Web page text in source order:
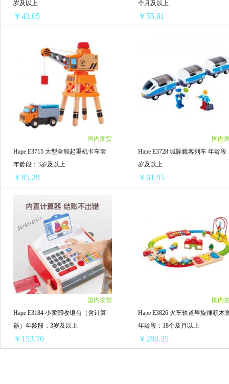
岁及以上
￥43.05
1盒 ￥45.15(￥45.15/单盒)
3盒 ￥132.3(￥44.10/单盒)
6盒 ￥258.3(￥43.05/单盒)
个月及以上
￥55.81
1盒 ￥57.91(￥57.91/单盒)
3盒 ￥170.58(￥56.86/单盒)
6盒 ￥334.86(￥55.81/单盒)
国内发货
Hape E3715 大型全能起重机卡车套
年龄段：3岁及以上
￥85.29
1盒 ￥89.5(￥89.50/单盒)
3盒 ￥262.2(￥87.40/单盒)
6盒 ￥511.74(￥85.29/单盒)
国内
Hape E3728 城际载客列车 年龄段
岁及以上
￥61.95
1盒 ￥64.05(￥64.05/单盒)
3盒 ￥189(￥63.00/单盒)
6盒 ￥371.7(￥61.95/单盒)
国内发货
Hape E3184 小卖部收银台（含计算
器）年龄段：3岁及以上
￥153.70
国内
Hape E3826 火车轨道早旋律积木
年龄段：18个及月以上
￥280.35